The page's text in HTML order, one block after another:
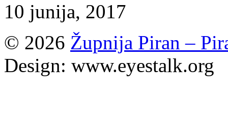
10 junija, 2017
© 2026 Župnija Piran –
Design: www.eyestalk.org